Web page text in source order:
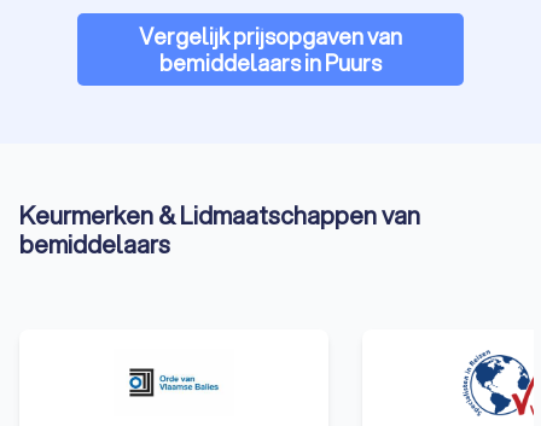
Vergelijk prijsopgaven van
bemiddelaars in Puurs
Keurmerken & Lidmaatschappen van
bemiddelaars